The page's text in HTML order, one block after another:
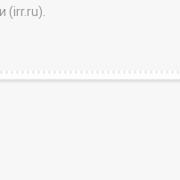
(irr.ru).